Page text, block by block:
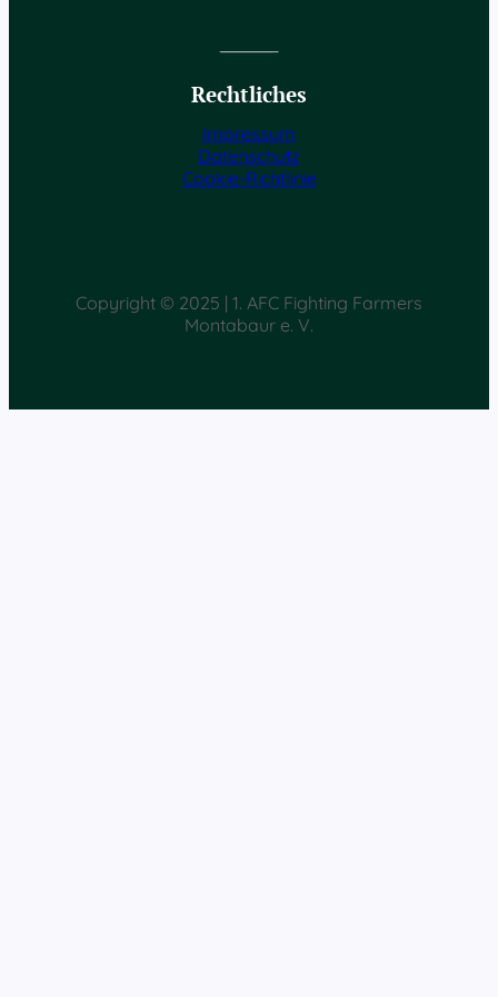
Rechtliches
Impressum
Datenschutz
Cookie-Richtlinie
Copyright © 2025 | 1. AFC Fighting Farmers
Montabaur e. V.